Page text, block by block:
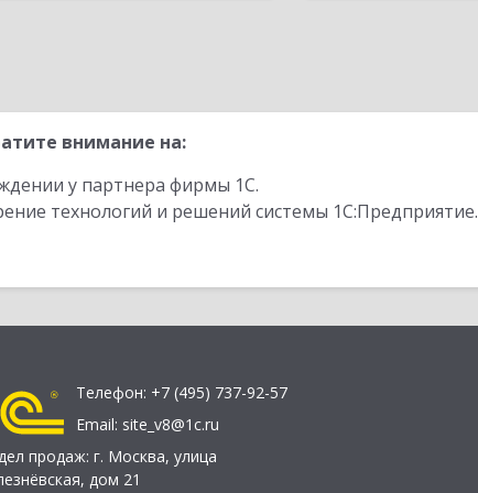
внимание на:
у партнера фирмы 1С.
технологий и решений системы 1С:Предприятие.
Телефон: +7 (495) 737-92-57
Email: site_v8@1c.ru
продаж: г. Москва, улица
дом 21